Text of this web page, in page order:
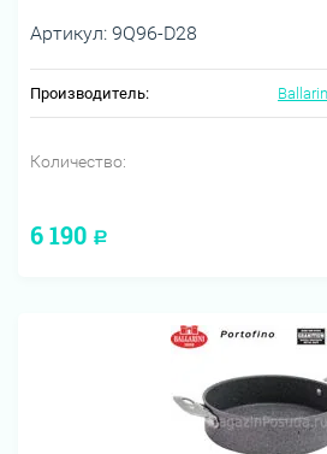
Артикул: 9Q96-D28
Производитель:
Количество:
6 190 Р